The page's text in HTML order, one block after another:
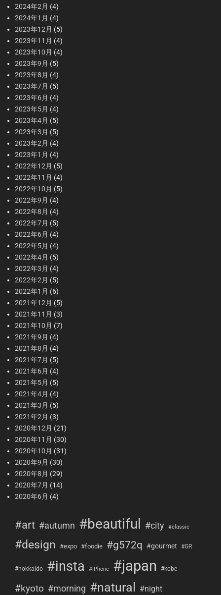
2024年2月 (4)
2024年1月 (4)
2023年12月 (5)
2023年11月 (4)
2023年10月 (4)
2023年9月 (5)
2023年8月 (4)
2023年7月 (5)
2023年6月 (4)
2023年5月 (4)
2023年4月 (5)
2023年3月 (5)
2023年2月 (4)
2023年1月 (4)
2022年12月 (5)
2022年11月 (4)
2022年10月 (5)
2022年9月 (4)
2022年8月 (4)
2022年7月 (5)
2022年6月 (4)
2022年5月 (4)
2022年4月 (5)
2022年3月 (4)
2022年2月 (5)
2022年1月 (6)
2021年12月 (5)
2021年11月 (3)
2021年10月 (7)
2021年9月 (4)
2021年8月 (4)
2021年7月 (5)
2021年6月 (4)
2021年5月 (5)
2021年4月 (4)
2021年3月 (5)
2021年2月 (3)
2020年12月 (21)
2020年11月 (30)
2020年10月 (31)
2020年9月 (30)
2020年8月 (29)
2020年7月 (14)
2020年6月 (4)
#art #autumn #beautiful #city #classic
#design #expo #foodie #g572q #gourmet #GR
#hokkaido #insta #iPhone #japan #kobe
#kyoto #morning #natural #night